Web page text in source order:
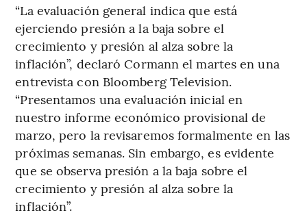
“La evaluación general indica que está
ejerciendo presión a la baja sobre el
crecimiento y presión al alza sobre la
inflación”, declaró Cormann el martes en una
entrevista con Bloomberg Television.
“Presentamos una evaluación inicial en
nuestro informe económico provisional de
marzo, pero la revisaremos formalmente en las
próximas semanas. Sin embargo, es evidente
que se observa presión a la baja sobre el
crecimiento y presión al alza sobre la
inflación”.